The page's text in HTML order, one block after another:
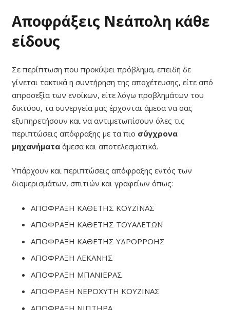
Αποφράξεις Νεάπολη κάθε
είδους
Σε περίπτωση που προκύψει πρόβλημα, επειδή δε
γίνεται τακτικά η συντήρηση της αποχέτευσης, είτε από
απροσεξία των ενοίκων, είτε λόγω προβλημάτων του
δικτύου, τα συνεργεία μας έρχονται άμεσα να σας
εξυπηρετήσουν και να αντιμετωπίσουν όλες τις
περιπτώσεις απόφραξης με τα πιο σύγχρονα
μηχανήματαάμεσα και αποτελεσματικά.
Υπάρχουν και περιπτώσεις απόφραξης εντός των
διαμερισμάτων, σπιτιών και γραφείων όπως:
ΑΠΟΦΡΑΞΗ ΚΑΘΕΤΗΣ ΚΟΥΖΙΝΑΣ
ΑΠΟΦΡΑΞΗ ΚΑΘΕΤΗΣ ΤΟΥΑΛΕΤΩΝ
ΑΠΟΦΡΑΞΗ ΚΑΘΕΤΗΣ ΥΔΡΟΡΡΟΗΣ
ΑΠΟΦΡΑΞΗ ΛΕΚΑΝΗΣ
ΑΠΟΦΡΑΞΗ ΜΠΑΝΙΕΡΑΣ
ΑΠΟΦΡΑΞΗ ΝΕΡΟΧΥΤΗ ΚΟΥΖΙΝΑΣ
ΑΠΟΦΡΑΞΗ ΝΙΠΤΗΡΑ